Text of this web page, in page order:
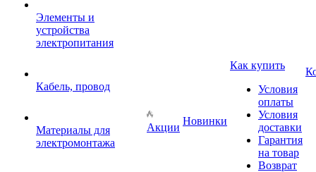
Элементы и
устройства
электропитания
Кабель, провод
Материалы для
электромонтажа
Акции
Новинки
Как купить
Условия
оплаты
Условия
доставки
Гарантия
на товар
Возврат